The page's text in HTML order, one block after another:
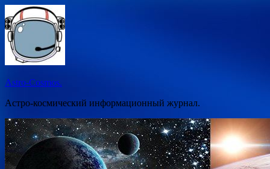
Перейти
к
содержимому
Astro-Cosmos.
Астро-космический информационный журнал.